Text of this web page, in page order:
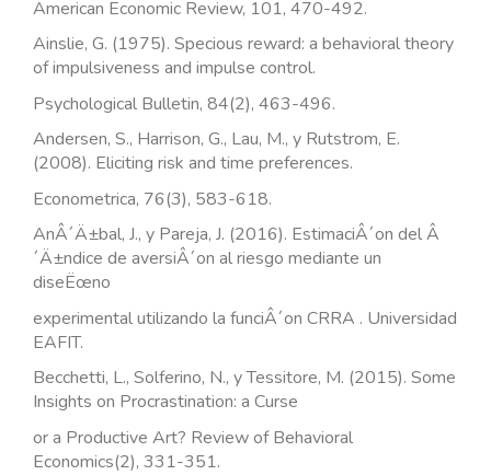
American Economic Review, 101, 470-492.
Ainslie, G. (1975). Specious reward: a behavioral theory
of impulsiveness and impulse control.
Psychological Bulletin, 84(2), 463-496.
Andersen, S., Harrison, G., Lau, M., y Rutstrom, E.
(2008). Eliciting risk and time preferences.
Econometrica, 76(3), 583-618.
AnÂ´Ä±bal, J., y Pareja, J. (2016). EstimaciÂ´on del Â
´Ä±ndice de aversiÂ´on al riesgo mediante un
diseËœno
experimental utilizando la funciÂ´on CRRA . Universidad
EAFIT.
Becchetti, L., Solferino, N., y Tessitore, M. (2015). Some
Insights on Procrastination: a Curse
or a Productive Art? Review of Behavioral
Economics(2), 331-351.